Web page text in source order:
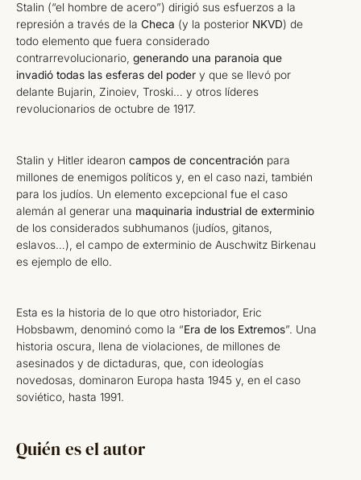
Stalin (“el hombre de acero”) dirigió sus esfuerzos a la
represión a través de la Checa (y la posterior NKVD) de
todo elemento que fuera considerado
contrarrevolucionario, generando una paranoia que
invadió todas las esferas del poder y que se llevó por
delante Bujarin, Zinoiev, Troski… y otros líderes
revolucionarios de octubre de 1917.
Stalin y Hitler idearon campos de concentración para
millones de enemigos políticos y, en el caso nazi, también
para los judíos. Un elemento excepcional fue el caso
alemán al generar una maquinaria industrial de exterminio
de los considerados subhumanos (judíos, gitanos,
eslavos…), el campo de exterminio de Auschwitz Birkenau
es ejemplo de ello.
Esta es la historia de lo que otro historiador, Eric
Hobsbawm, denominó como la “Era de los Extremos”. Una
historia oscura, llena de violaciones, de millones de
asesinados y de dictaduras, que, con ideologías
novedosas, dominaron Europa hasta 1945 y, en el caso
soviético, hasta 1991.
Quién es el autor